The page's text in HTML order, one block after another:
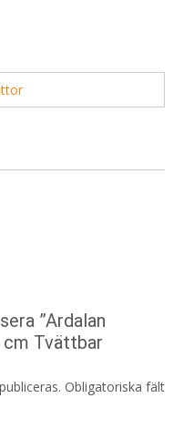
”Ardalan
cm Tvättbar
Obligatoriska fält